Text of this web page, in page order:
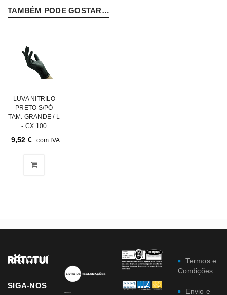
TAMBÉM PODE GOSTAR…
LUVA NITRILO
PRETO S/PÓ
TAM. GRANDE / L
- CX.100
9,52 € com IVA
SIGA-NOS
Termos e
Condições
Envio e